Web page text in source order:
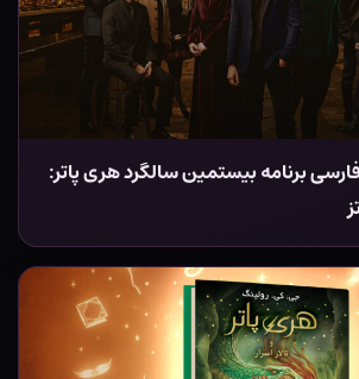
برنامه بیستمین سالگرد هری پاتر: